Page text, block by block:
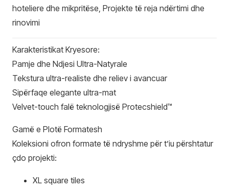
hoteliere dhe mikpritëse, Projekte të reja ndërtimi dhe
rinovimi
Karakteristikat Kryesore:
Pamje dhe Ndjesi Ultra-Natyrale
Tekstura ultra-realiste dhe reliev i avancuar
Sipërfaqe elegante ultra-mat
Velvet-touch falë teknologjisë Protecshield™
Gamë e Plotë Formatesh
Koleksioni ofron formate të ndryshme për t’iu përshtatur
çdo projekti:
XL square tiles